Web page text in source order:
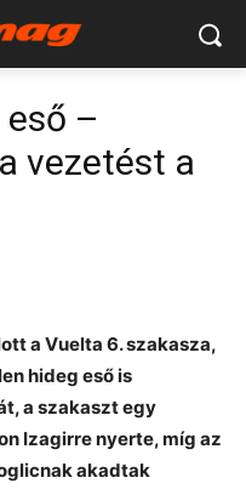
eső –
vezetést a
a Vuelta 6. szakasza,
hideg eső is
a szakaszt egy
Izagirre nyerte, míg az
akadtak